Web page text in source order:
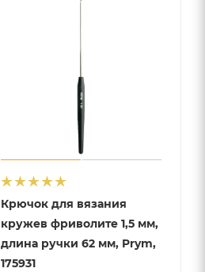
Крючок для вязания
кружев фриволите 1,5 мм,
длина ручки 62 мм, Prym,
175931